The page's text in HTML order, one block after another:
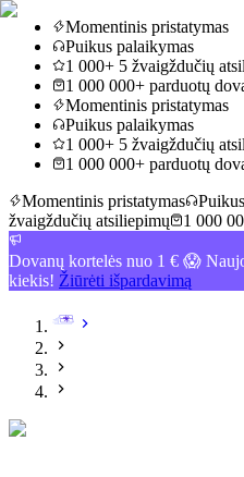
Momentinis pristatymas
Puikus palaikymas
1 000+ 5 žvaigždučių
1 000 000+ parduotų
Momentinis pristatymas
Puikus palaikymas
1 000+ 5 žvaigždučių
1 000 000+ parduotų
Momentinis pristatymas
žvaigždučių atsiliepimų
1 000
Dovanų kortelės nuo 1 € 😱
kiekis! Žiūrėti išpardavimą